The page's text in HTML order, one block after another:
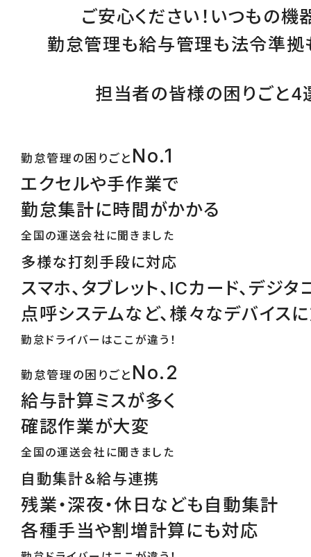
ご安心ください！ いつもの機
勤怠管理も給与管理も法令準拠
担当者の皆様の困りごと4
勤怠管理の困りごと No.1
エクセルや手作業で
勤怠集計に時間がかかる
全国の運送会社に聞きました
多様な打刻手段に対応
スマホ、タブレット、ICカード、デジタ
点呼システムなど、様々なデバイス
勤怠ドライバーはここが違う！
勤怠管理の困りごと No.2
給与計算ミスが多く
確認作業が大変
全国の運送会社に聞きました
自動集計＆給与連携
残業・深夜・休日なども自動集計
各種手当や割増計算にも対応